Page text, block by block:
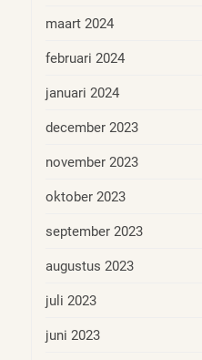
maart 2024
februari 2024
januari 2024
december 2023
november 2023
oktober 2023
september 2023
augustus 2023
juli 2023
juni 2023